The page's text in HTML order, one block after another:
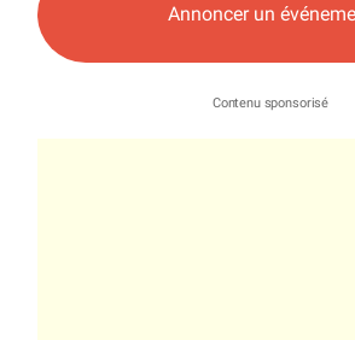
Annoncer un